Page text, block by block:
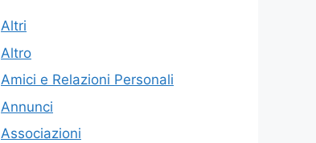
Altri
Altro
Amici e Relazioni Personali
Annunci
Associazioni